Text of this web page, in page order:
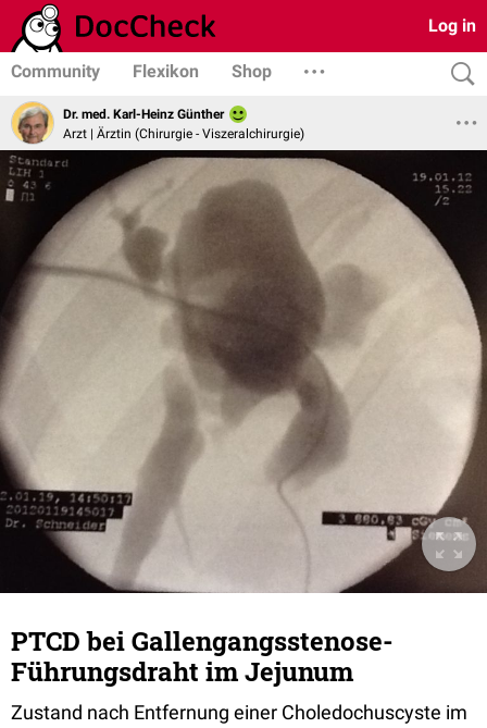
Log in
Community Flexikon Shop
Dr. med. Karl-Heinz Günther
Arzt | Ärztin (Chirurgie - Viszeralchirurgie)
PTCD bei Gallengangsstenose-
Führungsdraht im Jejunum
Zustand nach Entfernung einer Choledochuscyste im